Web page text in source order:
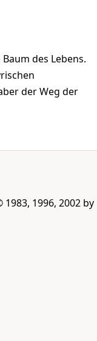
des Lebens.
der Weg der
1996, 2002 by